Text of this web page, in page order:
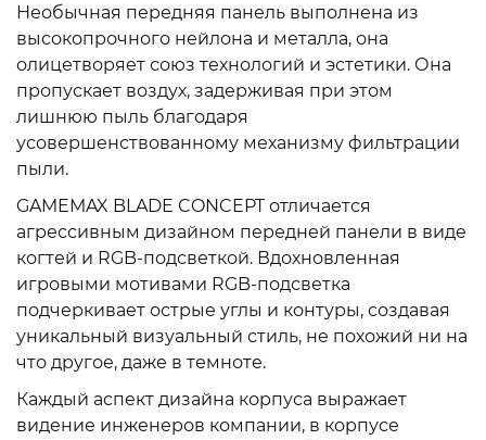
Необычная передняя панель выполнена из
высокопрочного нейлона и металла, она
олицетворяет союз технологий и эстетики. Она
пропускает воздух, задерживая при этом
лишнюю пыль благодаря
усовершенствованному механизму фильтрации
пыли.
GAMEMAX BLADE CONCEPT отличается
агрессивным дизайном передней панели в виде
когтей и RGB-подсветкой. Вдохновленная
игровыми мотивами RGB-подсветка
подчеркивает острые углы и контуры, создавая
уникальный визуальный стиль, не похожий ни на
что другое, даже в темноте.
Каждый аспект дизайна корпуса выражает
видение инженеров компании, в корпусе